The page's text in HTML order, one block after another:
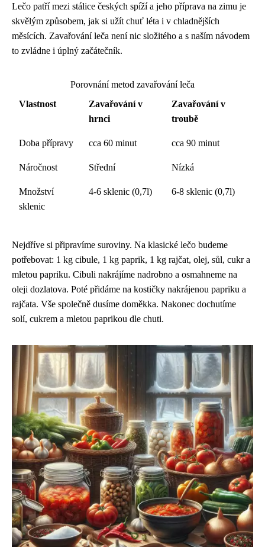
Lečo patří mezi stálice českých spíží a jeho příprava na zimu je
skvělým způsobem, jak si užít chuť léta i v chladnějších
měsících. Zavařování leča není nic složitého a s naším návodem
to zvládne i úplný začátečník.
Porovnání metod zavařování leča
Vlastnost
Zavařování v
hrnci
Zavařování v
troubě
Doba přípravy cca 60 minut cca 90 minut
Náročnost Střední Nízká
Množství
sklenic
4-6 sklenic (0,7l) 6-8 sklenic (0,7l)
Nejdříve si připravíme suroviny. Na klasické lečo budeme
potřebovat: 1 kg cibule, 1 kg paprik, 1 kg rajčat, olej, sůl, cukr a
mletou papriku. Cibuli nakrájíme nadrobno a osmahneme na
oleji dozlatova. Poté přidáme na kostičky nakrájenou papriku a
rajčata. Vše společně dusíme doměkka. Nakonec dochutíme
solí, cukrem a mletou paprikou dle chuti.